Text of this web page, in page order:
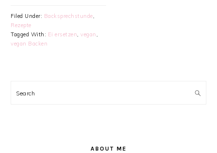
Filed Under: Backsprechstunde,
Rezepte
Tagged With: Ei ersetzen,vegan ,
vegan Backen
SIDEBAR
Search
ABOUT ME